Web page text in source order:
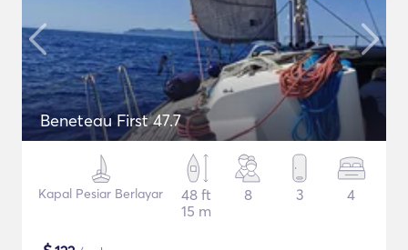
Beneteau First 47.7
Kapal Pesiar Berlayar
48 ft
15 m
8 3 4